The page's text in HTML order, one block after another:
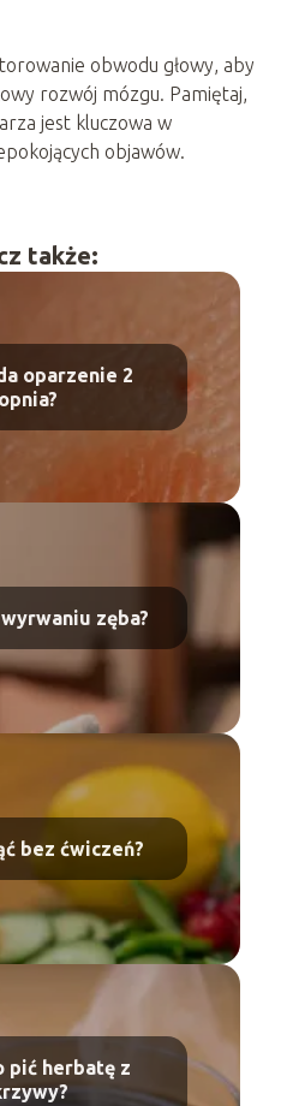
obwodu głowy, aby
rozwój mózgu. Pamiętaj,
jest kluczowa w
objawów.
także:
oparzenie 2
zęba?
bez ćwiczeń?
pić herbatę z